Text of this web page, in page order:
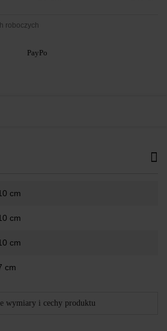
roboczych
cm
cm
cm
cm
wymiary i cechy produktu